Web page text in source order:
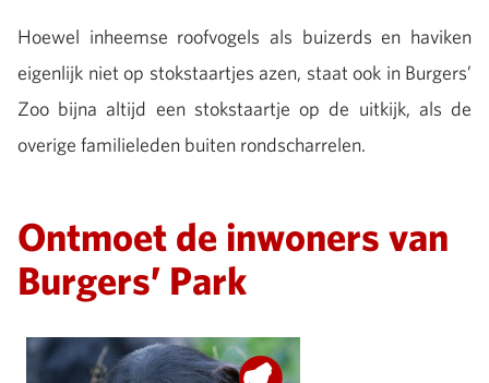
Hoewel inheemse roofvogels als buizerds en haviken
eigenlijk niet op stokstaartjes azen, staat ook in Burgers’
Zoo bijna altijd een stokstaartje op de uitkijk, als de
overige familieleden buiten rondscharrelen.
Ontmoet de inwoners van
Burgers’ Park